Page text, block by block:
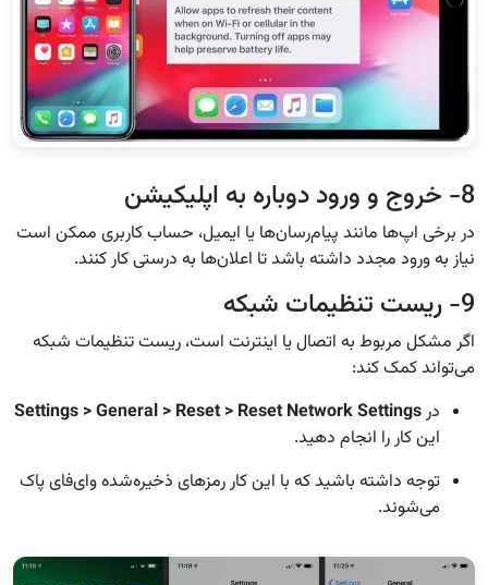
8- خروج و ورود دوباره به اپلیکیشن
در برخی اپ‌ها مانند پیام‌رسان‌ها یا ایمیل، حساب کاربری ممکن است
نیاز به ورود مجدد داشته باشد تا اعلان‌ها به درستی کار کنند.
9- ریست تنظیمات شبکه
اگر مشکل مربوط به اتصال یا اینترنت است، ریست تنظیمات شبکه
می‌تواند کمک کند:
درSettings > General > Reset > Reset Network Settings
این کار را انجام دهید.
توجه داشته باشید که با این کار رمزهای ذخیره‌شده وای‌فای پاک
می‌شوند.